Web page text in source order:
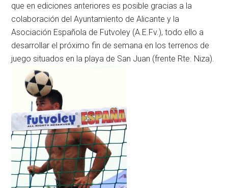
que en ediciones anteriores es posible gracias a la
colaboración del Ayuntamiento de Alicante y la
Asociación Española de Futvoley (A.E.Fv.), todo ello a
desarrollar el próximo fin de semana en los terrenos de
juego situados en la playa de San Juan (frente Rte. Niza).